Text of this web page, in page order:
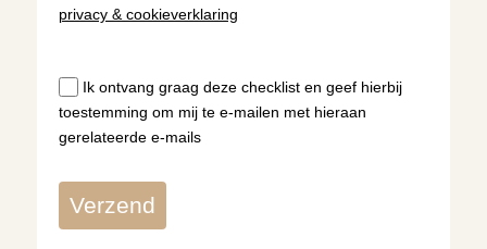
privacy & cookieverklaring
Ik ontvang graag deze checklist en geef hierbij
toestemming om mij te e-mailen met hieraan
gerelateerde e-mails
Verzend